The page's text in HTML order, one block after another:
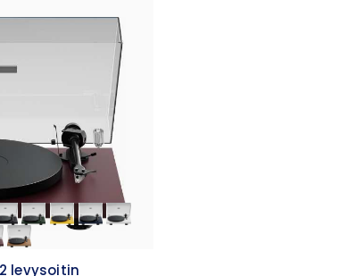
levysoitin